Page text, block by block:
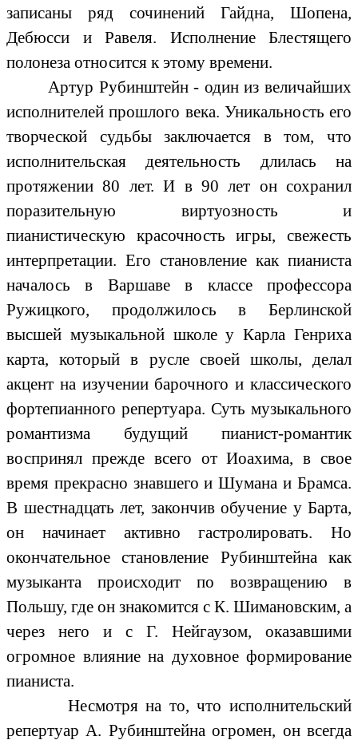
записаны ряд сочинений Гайдна, Шопена,
Дебюсси и Равеля. Исполнение Блестящего
полонеза относится к этому времени.
Артур Рубинштейн - один из величайших
исполнителей прошлого века. Уникальность его
творческой судьбы заключается в том, что
исполнительская деятельность длилась на
протяжении 80 лет. И в 90 лет он сохранил
поразительную виртуозность и
пианистическую красочность игры, свежесть
интерпретации. Его становление как пианиста
началось в Варшаве в классе профессора
Ружицкого, продолжилось в Берлинской
высшей музыкальной школе у Карла Генриха
карта, который в русле своей школы, делал
акцент на изучении барочного и классического
фортепианного репертуара. Суть музыкального
романтизма будущий пианист-романтик
воспринял прежде всего от Иоахима, в свое
время прекрасно знавшего и Шумана и Брамса.
В шестнадцать лет, закончив обучение у Барта,
он начинает активно гастролировать. Но
окончательное становление Рубинштейна как
музыканта происходит по возвращению в
Польшу, где он знакомится с К. Шимановским, а
через него и с Г. Нейгаузом, оказавшими
огромное влияние на духовное формирование
пианиста.
Несмотря на то, что исполнительский
репертуар А. Рубинштейна огромен, он всегда